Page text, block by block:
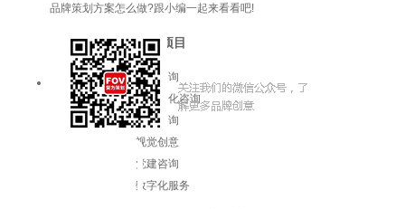
品牌策划方案怎么做?跟小编一起来看看吧!
服务项目
品牌咨询
企业文化咨询
增长咨询
视觉创意
党建咨询
数字化服务